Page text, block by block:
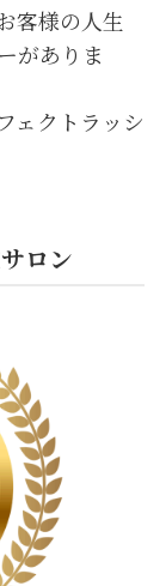
客様の人生
がありま
ェクトラッシ
ロン